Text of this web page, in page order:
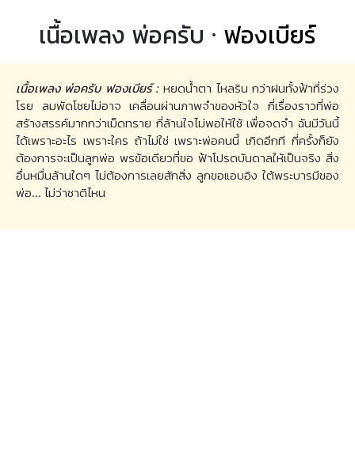
เนื้อเพลง พ่อครับ · ฟองเบียร์
เนื้อเพลง พ่อครับ ฟองเบียร์ :หยดน้ำตา ไหลริน กว่าฝนทั้งฟ้าที่ร่วง
โรย ลมพัดโชยไม่อาจ เคลื่อนผ่านภาพจำของหัวใจ กี่เรื่องราวที่พ่อ
สร้างสรรค์มากกว่าเม็ดทราย กี่ล้านใจไม่พอให้ใช้ เพื่อจดจำ ฉันมีวันนี้
ได้เพราะอะไร เพราะใคร ถ้าไม่ใช่ เพราะพ่อคนนี้ เกิดอีกที กี่ครั้งก็ยัง
ต้องการจะเป็นลูกพ่อ พรข้อเดียวที่ขอ ฟ้าโปรดบันดาลให้เป็นจริง สิ่ง
อื่นหมื่นล้านใดๆ ไม่ต้องการเลยสักสิ่ง ลูกขอแอบอิง ใต้พระบารมีของ
พ่อ... ไม่ว่าชาติไหน